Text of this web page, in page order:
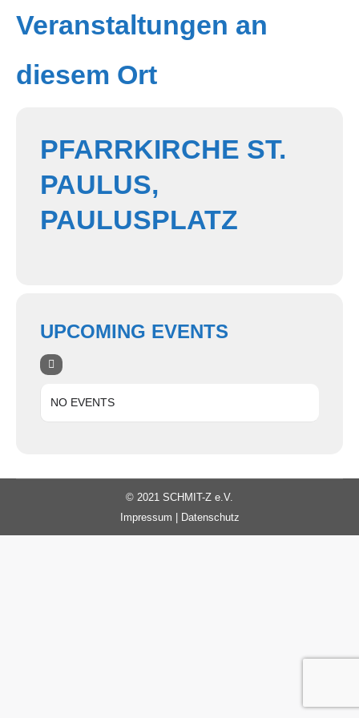
Veranstaltungen an
diesem Ort
PFARRKIRCHE ST.
PAULUS,
PAULUSPLATZ
UPCOMING EVENTS
NO EVENTS
© 2021 SCHMIT-Z e.V.
Impressum
Datenschutz